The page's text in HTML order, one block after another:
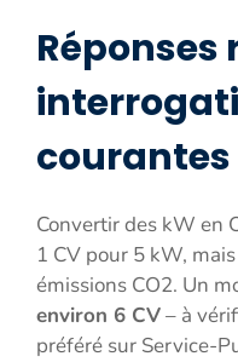
courantes
Convertir des kW en
1 CV pour 5 kW,
émissions CO2. Un
environ 6 CV– à
préféré sur Service-